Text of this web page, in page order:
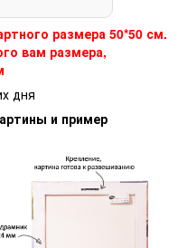
размера 50*50 см.
вам размера,
дня
и пример